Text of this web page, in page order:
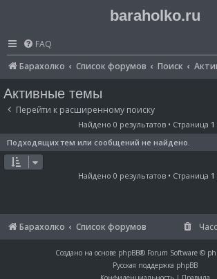
baraholko.ru
FAQ
Барахолко
Список форумов Поиск
Активные темы
Перейти к расширенному поиску
Найдено 0 результатов • Страница 1
Подходящих тем или сообщений не найдено.
Найдено 0 результатов • Страница 1
Барахолко Список форумов
Создано на основе phpBB® Forum Software ©
Русская поддержка phpBB